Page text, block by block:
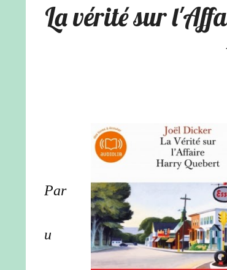
La vérité sur
Par
u